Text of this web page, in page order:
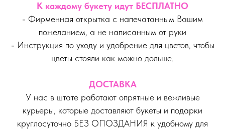
К каждому букету идут БЕСПЛАТНО
- Фирменная открытка с напечатанным Вашим
пожеланием, а не написанным от руки
- Инструкция по уходу и удобрение для цветов, чтобы
цветы стояли как можно дольше.
ДОСТАВКА
У нас в штате работают опрятные и вежливые
курьеры, которые доставляют букеты и подарки
круглосуточно БЕЗ ОПОЗДАНИЯ к удобному для